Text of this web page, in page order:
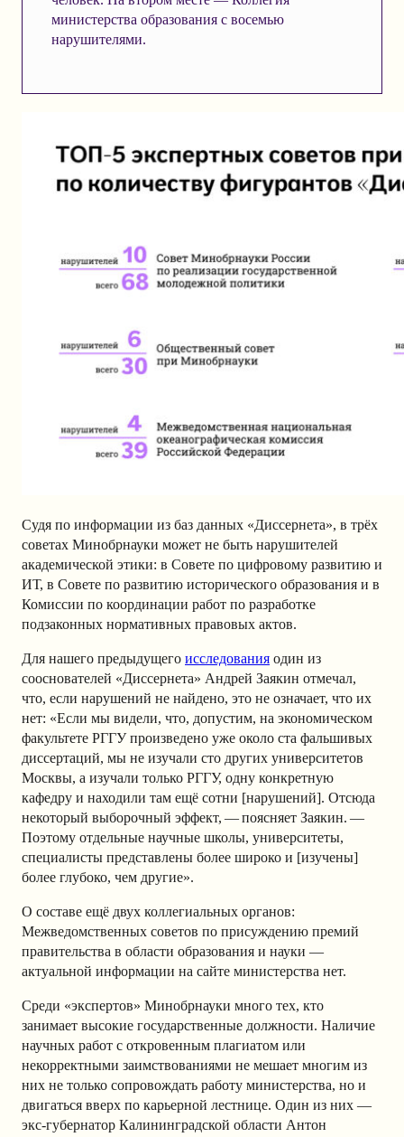
министерства образования с восемью
нарушителями.
Судя по информации из баз данных «Диссернета», в трёх
советах Минобрнауки может не быть нарушителей
академической этики: в Совете по цифровому развитию и
ИТ, в Совете по развитию исторического образования и в
Комиссии по координации работ по разработке
подзаконных нормативных правовых актов.
Для нашего предыдущего исследования один из
сооснователей «Диссернета» Андрей Заякин отмечал,
что, если нарушений не найдено, это не означает, что их
нет: «Если мы видели, что, допустим, на экономическом
факультете РГГУ произведено уже около ста фальшивых
диссертаций, мы не изучали сто других университетов
Москвы, а изучали только РГГУ, одну конкретную
кафедру и находили там ещё сотни [нарушений]. Отсюда
некоторый выборочный эффект, — поясняет Заякин. —
Поэтому отдельные научные школы, университеты,
специалисты представлены более широко и [изучены]
более глубоко, чем другие».
О составе ещё двух коллегиальных органов:
Межведомственных советов по присуждению премий
правительства в области образования и науки —
актуальной информации на сайте министерства нет.
Среди «экспертов» Минобрнауки много тех, кто
занимает высокие государственные должности. Наличие
научных работ с откровенным плагиатом или
некорректными заимствованиями не мешает многим из
них не только сопровождать работу министерства, но и
двигаться вверх по карьерной лестнице. Один из них —
экс-губернатор Калининградской области Антон